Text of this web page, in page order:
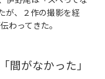
が、２作の撮影を経
わってきた。
がなかった」